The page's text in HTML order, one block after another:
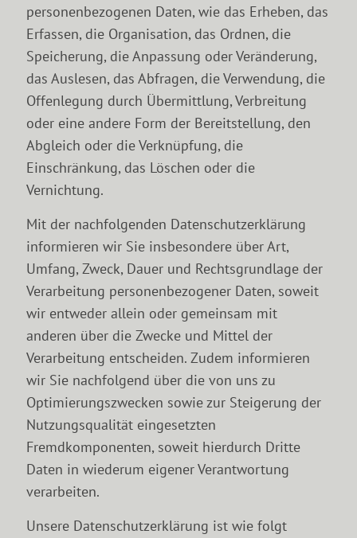
personenbezogenen Daten, wie das Erheben, das
Erfassen, die Organisation, das Ordnen, die
Speicherung, die Anpassung oder Veränderung,
das Auslesen, das Abfragen, die Verwendung, die
Offenlegung durch Übermittlung, Verbreitung
oder eine andere Form der Bereitstellung, den
Abgleich oder die Verknüpfung, die
Einschränkung, das Löschen oder die
Vernichtung.
Mit der nachfolgenden Datenschutzerklärung
informieren wir Sie insbesondere über Art,
Umfang, Zweck, Dauer und Rechtsgrundlage der
Verarbeitung personenbezogener Daten, soweit
wir entweder allein oder gemeinsam mit
anderen über die Zwecke und Mittel der
Verarbeitung entscheiden. Zudem informieren
wir Sie nachfolgend über die von uns zu
Optimierungszwecken sowie zur Steigerung der
Nutzungsqualität eingesetzten
Fremdkomponenten, soweit hierdurch Dritte
Daten in wiederum eigener Verantwortung
verarbeiten.
Unsere Datenschutzerklärung ist wie folgt